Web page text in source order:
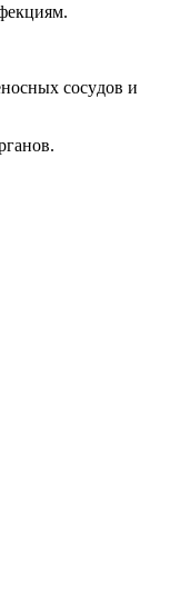
cocyдoв и